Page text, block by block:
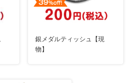
銀メダルティッシュ【現
物】